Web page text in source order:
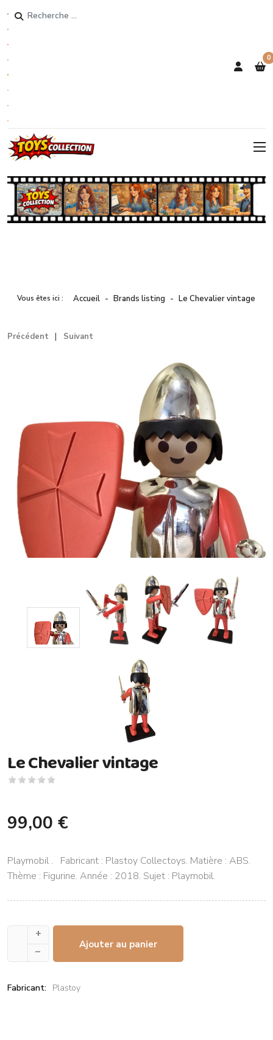
Rechercher
0
Vous êtes ici : Accueil Brands listing Le Chevalier vintage
Précédent Suivant
Le Chevalier vintage
99,00 €
Playmobil . Fabricant : Plastoy Collectoys. Matière : ABS.
Thème : Figurine. Année : 2018. Sujet : Playmobil.
+
–
Ajouter au panier
Fabricant: Plastoy